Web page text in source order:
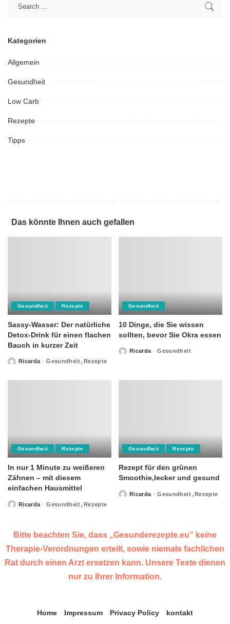
Kategorien
Allgemein
Gesundheit
Low Carb
Rezepte
Tipps
Das könnte Ihnen auch gefallen
Gesundheit Rezepte
Sassy-Wasser: Der natürliche
Detox-Drink für einen flachen
Bauch in kurzer Zeit
PostedRicarda Gesundheit Rezepte
Gesundheit
10 Dinge, die Sie wissen
sollten, bevor Sie Okra essen
PostedRicarda Gesundheit
Gesundheit Rezepte
In nur 1 Minute zu weißeren
Zähnen – mit diesem
einfachen Hausmittel
PostedRicarda Gesundheit Rezepte
Gesundheit Rezepte
Rezept für den grünen
Smoothie,lecker und gesund
PostedRicarda Gesundheit Rezepte
Bitte beachten Sie, dass „Gesunderezepte.eu“ keine
Therapie-Verordnungen erteilt, sowie niemals fachlichen
Rat durch einen Arzt ersetzen kann. Unsere Texte dienen
nur zu Ihrer Information.
Home Impressum Privacy Policy
kontakt